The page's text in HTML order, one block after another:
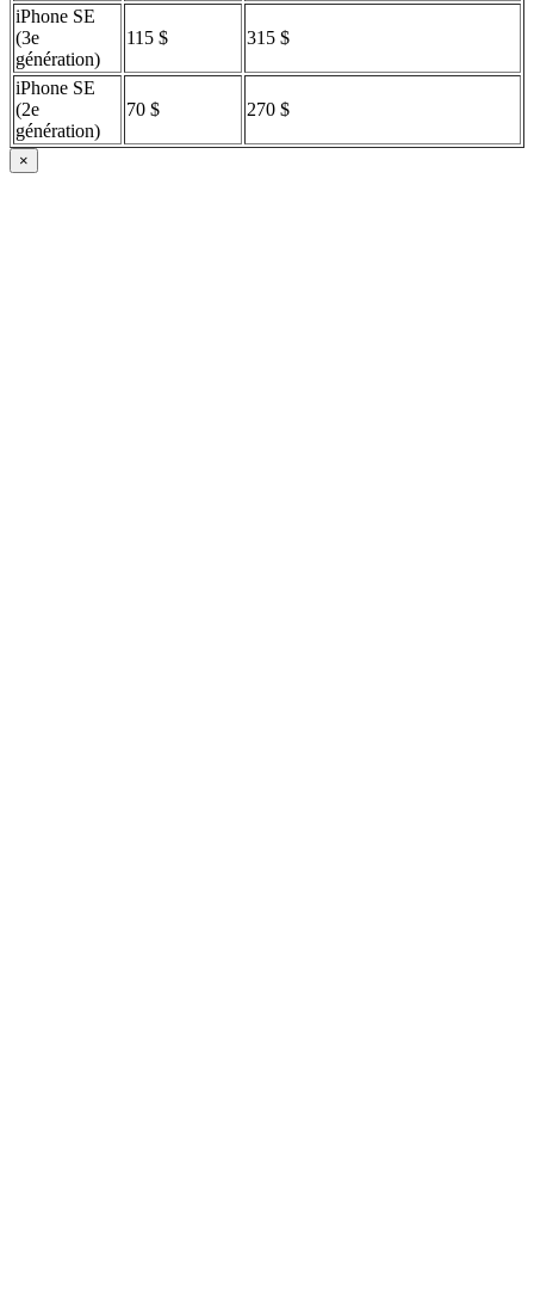
iPhone SE
(3e
génération)
115 $ 315 $
iPhone SE
(2e
génération)
70 $ 270 $
×